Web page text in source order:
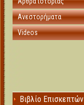
Ανεστορήματα
Videos
Βιβλίο Επισκεπτών